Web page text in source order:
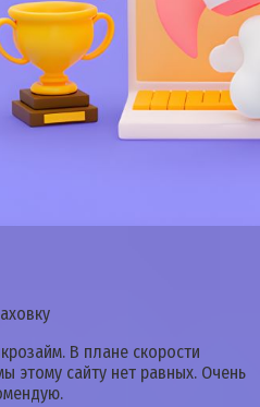
В плане скорости
этому сайту нет равных. Очень